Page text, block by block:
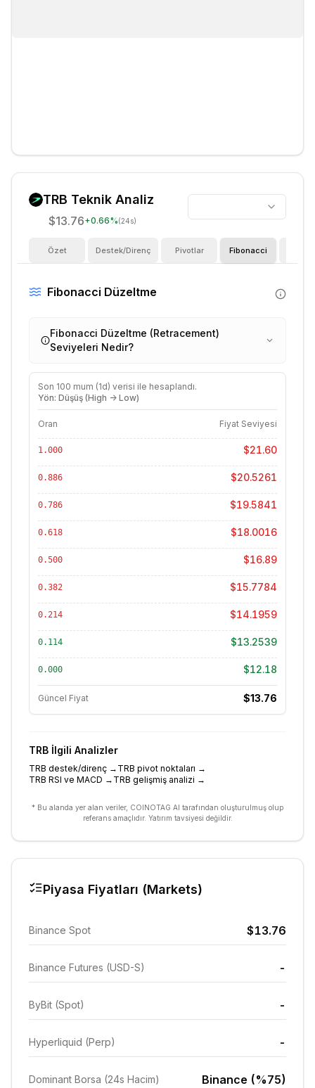
TRB Teknik Analiz
$13.76+0.66%(24s)
Özet Destek/Direnç Pivotlar Fibonacci
Fibonacci Düzeltme
Fibonacci Düzeltme (Retracement)
Seviyeleri Nedir?
Son 100 mum (1d) verisi ile hesaplandı.
Yön: Düşüş (High -> Low)
Oran Fiyat Seviyesi
1.000 $21.60
0.886 $20.5261
0.786 $19.5841
0.618 $18.0016
0.500 $16.89
0.382 $15.7784
0.214 $14.1959
0.114 $13.2539
0.000 $12.18
Güncel Fiyat $13.76
TRB İlgili Analizler
TRB destek/direnç → TRB pivot noktaları →
TRB RSI ve MACD → TRB gelişmiş analizi →
* Bu alanda yer alan veriler, COINOTAG AI tarafından oluşturulmuş olup
referans amaçlıdır. Yatırım tavsiyesi değildir.
Piyasa Fiyatları (Markets)
Binance Spot $13.76
Binance Futures (USD-S) -
ByBit (Spot) -
Hyperliquid (Perp) -
Dominant Borsa (24s Hacim) Binance (%75)